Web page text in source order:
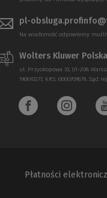
pl-
Na wiadomość odpowiemy
Wolters Kluwer
ul. Przyokopowa 33, 01-208
190610277, KRS: 0000709879,
Płatności
(Nowe
(Link